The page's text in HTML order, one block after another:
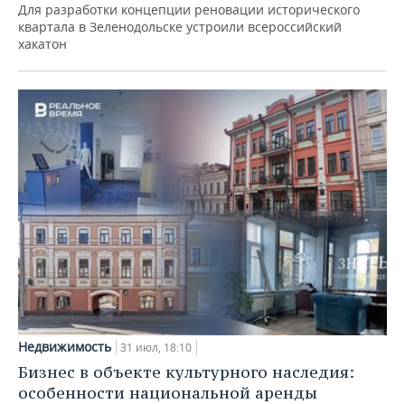
Для разработки концепции реновации исторического
квартала в Зеленодольске устроили всероссийский
хакатон
Недвижимость 31 июл, 18:10
Бизнес в объекте культурного наследия:
особенности национальной аренды